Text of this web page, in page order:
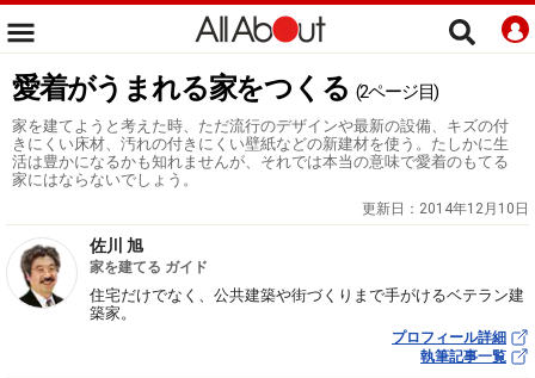
愛着がうまれる家をつくる (2ページ目)
家を建てようと考えた時、ただ流行のデザインや最新の設備、キズの付
きにくい床材、汚れの付きにくい壁紙などの新建材を使う。たしかに生
活は豊かになるかも知れませんが、それでは本当の意味で愛着のもてる
家にはならないでしょう。
更新日： 2014年12月10日
佐川 旭
家を建てる ガイド
住宅だけでなく、公共建築や街づくりまで手がけるベテラン建
築家。
プロフィール詳細
執筆記事一覧